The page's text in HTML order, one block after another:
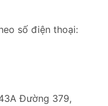
số điện thoại:
Đường 379,